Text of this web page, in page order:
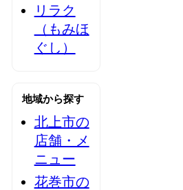
リラク
（もみほ
ぐし）
地域から探す
北上市の
店舗・メ
ニュー
花巻市の